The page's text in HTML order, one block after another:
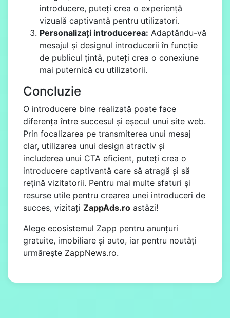
introducere, puteți crea o experiență
vizuală captivantă pentru utilizatori.
Personalizați introducerea: Adaptându-vă
mesajul și designul introducerii în funcție
de publicul țintă, puteți crea o conexiune
mai puternică cu utilizatorii.
Concluzie
O introducere bine realizată poate face
diferența între succesul și eșecul unui site web.
Prin focalizarea pe transmiterea unui mesaj
clar, utilizarea unui design atractiv și
includerea unui CTA eficient, puteți crea o
introducere captivantă care să atragă și să
rețină vizitatorii. Pentru mai multe sfaturi și
resurse utile pentru crearea unei introduceri de
succes, vizitați ZappAds.ro astăzi!
Alege ecosistemul Zapp pentru anunțuri
gratuite, imobiliare și auto, iar pentru noutăți
urmărește ZappNews.ro.